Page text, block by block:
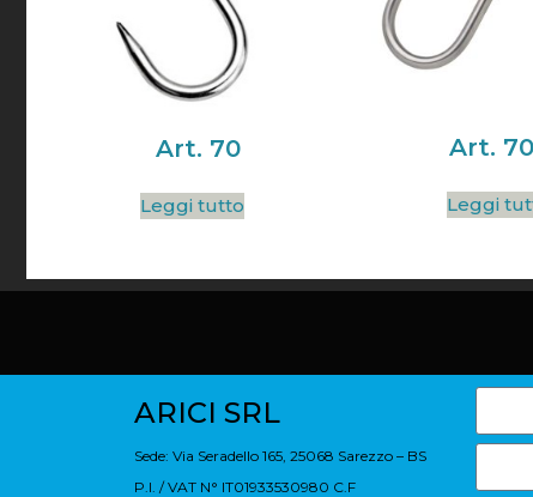
Art. 70
Leggi tutto
Art.
Leggi
ARICI SRL
Sede: Via Seradello 165, 25068 Sarezzo – BS
P.I. / VAT N° IT01933530980 C.F